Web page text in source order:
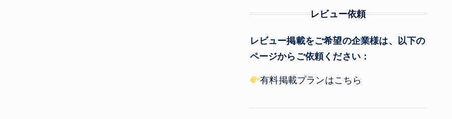
レビュー依頼
レビュー掲載をご希望の企業様は、以下の
ページからご依頼ください：
有料掲載プランはこちら